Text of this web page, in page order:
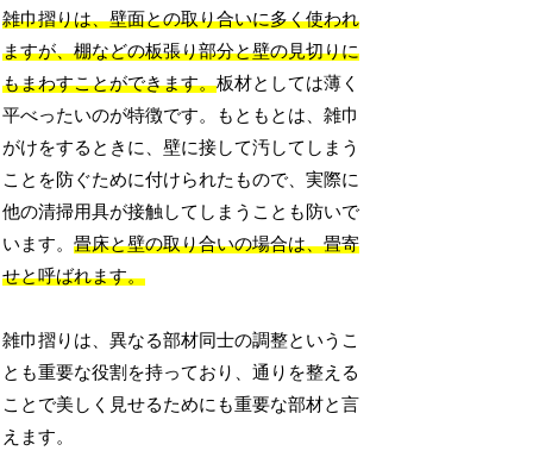
雑巾摺りは、壁面との取り合いに多く使われ
ますが、棚などの板張り部分と壁の見切りに
もまわすことができます。板材としては薄く
平べったいのが特徴です。もともとは、雑巾
がけをするときに、壁に接して汚してしまう
ことを防ぐために付けられたもので、実際に
他の清掃用具が接触してしまうことも防いで
います。畳床と壁の取り合いの場合は、畳寄
せと呼ばれます。
雑巾摺りは、異なる部材同士の調整というこ
とも重要な役割を持っており、通りを整える
ことで美しく見せるためにも重要な部材と言
えます。